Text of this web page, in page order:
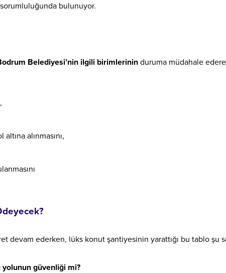
bulunuyor.
Belediyesi’nin ilgili birimlerinin duruma müdahale
alınmasını,
devam ederken, lüks konut şantiyesinin yarattığı bu tablo şu
güvenliği mi?